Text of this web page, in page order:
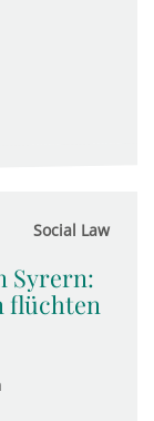
Social Law
Syrern:
flüchten